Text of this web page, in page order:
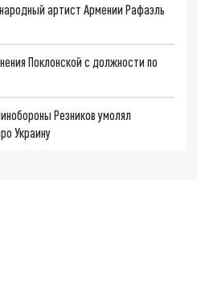
артист Армении Рафаэль
Поклонской с должности по
Резников умолял
Украину